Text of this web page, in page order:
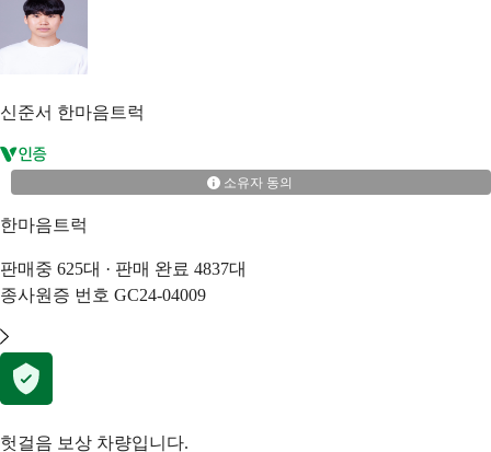
신준서 한마음트럭
소유자 동의
한마음트럭
판매중 625대 · 판매 완료 4837대
종사원증 번호 GC24-04009
헛걸음 보상 차량입니다.